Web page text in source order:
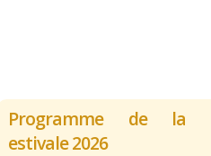
Programme de la
estivale 2026